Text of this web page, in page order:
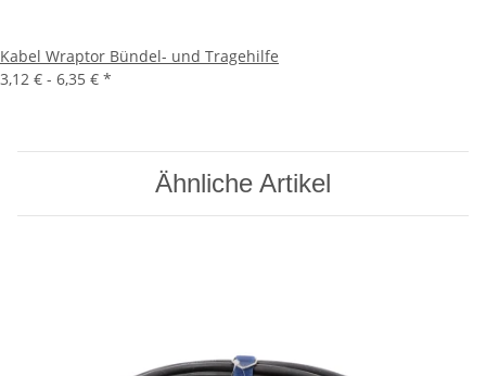
Kabel Wraptor Bündel- und Tragehilfe
3,12 € - 6,35 € *
Ähnliche Artikel